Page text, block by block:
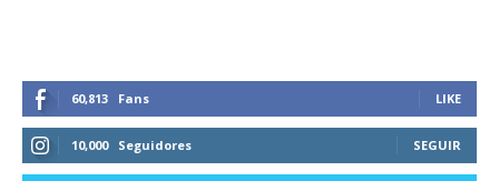
60,813 Fans LIKE
10,000 Seguidores SEGUIR